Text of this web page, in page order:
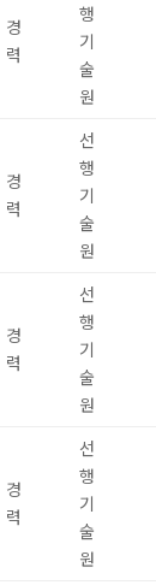
경
력
행
기
술
원
경
력
선
행
기
술
원
경
력
선
행
기
술
원
경
력
선
행
기
술
원